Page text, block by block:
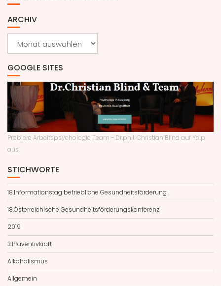
ARCHIV
GOOGLE SITES
Probiere Arbeitspsychologie Team - Dr.phil. Christian Blind auf Yelp
aus
STICHWORTE
18.Informationstag betriebliche Gesundheitsförderung
18.Österreichische Gesundheitsförderungskonferenz
2019
3.Präventivkraft
Alkoholismus
Allgemein